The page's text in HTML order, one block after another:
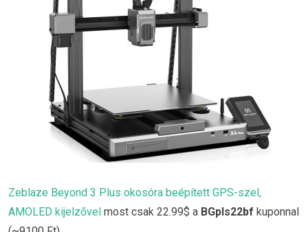
Zeblaze Beyond 3 Plus okosóra beépített GPS-szel,
AMOLED kijelzővel most csak 22.99$ a BGpls22bf kuponnal